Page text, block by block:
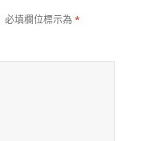
必填欄位標示為*